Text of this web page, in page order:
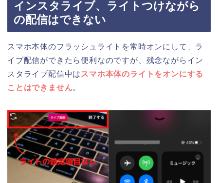
インスタライブ、ライトつけながら
の配信はできない
スマホ本体のフラッシュライトを常時オンにして、ラ
イブ配信ができたら便利なのですが、残念ながらイン
スタライブ配信中は スマホ本体のライトをオンにする
ことはできません。